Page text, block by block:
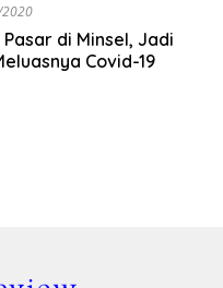
Pasar di Minsel, Jadi
Covid-19